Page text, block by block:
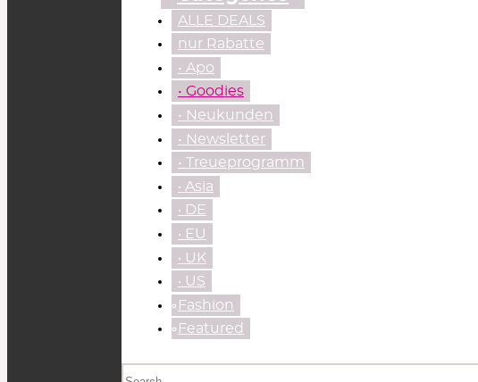
ALLE DEALS
nur Rabatte
• Apo
• Goodies
• Neukunden
• Newsletter
• Treueprogramm
‧ Asia
‧ DE
‧ EU
‧ UK
‧ US
⃘Fashion
⃘Featured